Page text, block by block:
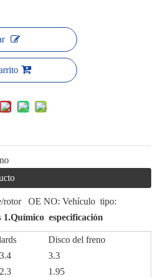
rotor OE NO: Vehículo tipo:
1.Químico especificación
Disco del freno
3.3
1.95